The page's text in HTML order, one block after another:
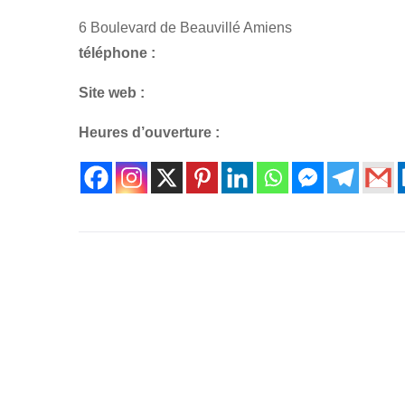
6 Boulevard de Beauvillé Amiens
téléphone :
Site web :
Heures d’ouverture :